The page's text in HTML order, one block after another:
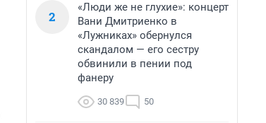
2
«Люди же не глухие»: концерт
Вани Дмитриенко в
«Лужниках» обернулся
скандалом — его сестру
обвинили в пении под
фанеру
30 839 50